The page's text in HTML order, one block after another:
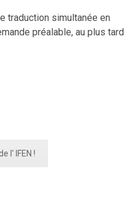
traduction simultanée en
préalable, au plus tard
l' IFEN !